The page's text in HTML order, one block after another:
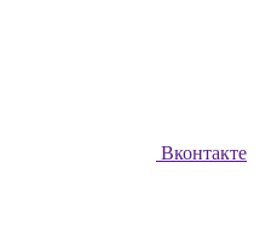
Вконтакте